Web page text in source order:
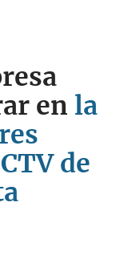
en la
de